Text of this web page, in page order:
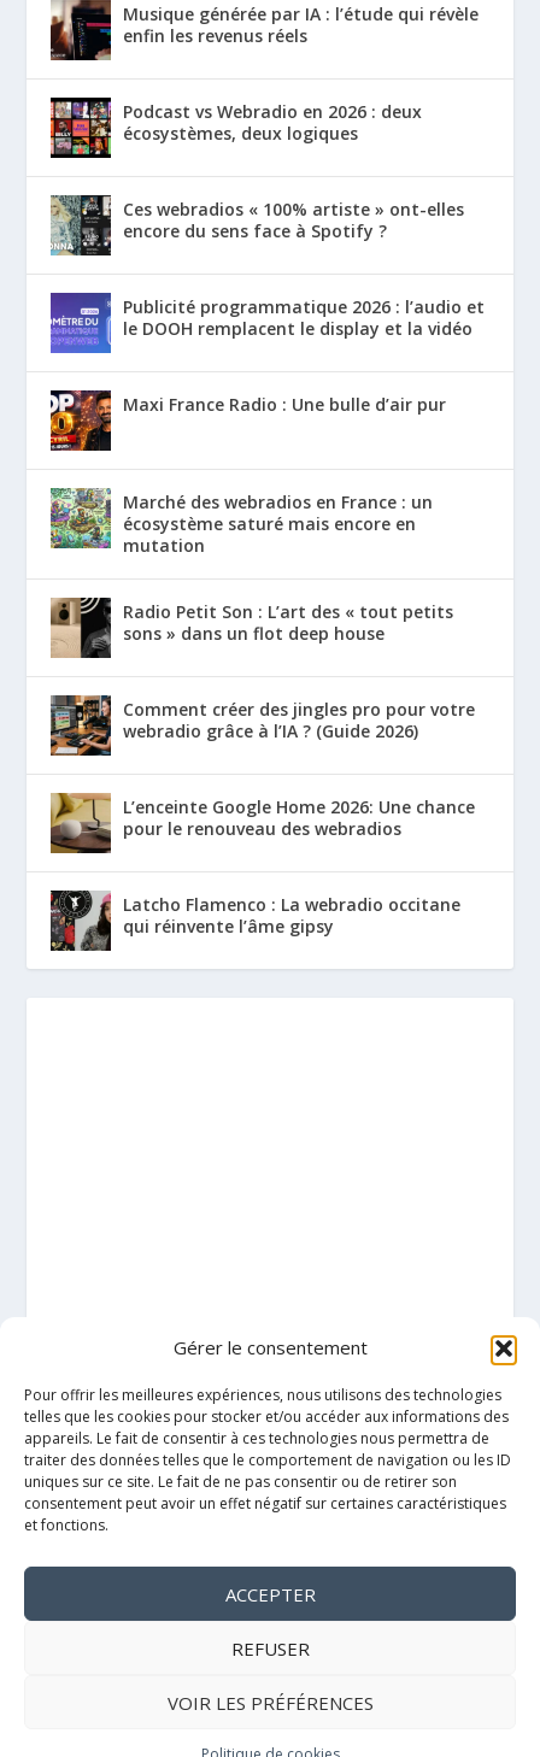
Gérer le consentement
Pour offrir les meilleures expériences, nous utilisons des technologies
telles que les cookies pour stocker et/ou accéder aux informations des
appareils. Le fait de consentir à ces technologies nous permettra de
traiter des données telles que le comportement de navigation ou les ID
uniques sur ce site. Le fait de ne pas consentir ou de retirer son
consentement peut avoir un effet négatif sur certaines caractéristiques
et fonctions.
ACCEPTER
REFUSER
VOIR LES PRÉFÉRENCES
Musique générée par IA : l’étude qui révèle
enfin les revenus réels
Podcast vs Webradio en 2026 : deux
écosystèmes, deux logiques
Ces webradios « 100% artiste » ont-elles
encore du sens face à Spotify ?
Publicité programmatique 2026 : l’audio et
le DOOH remplacent le display et la vidéo
Maxi France Radio : Une bulle d’air pur
Marché des webradios en France : un
écosystème saturé mais encore en
mutation
Radio Petit Son : L’art des « tout petits
sons » dans un flot deep house
Comment créer des jingles pro pour votre
webradio grâce à l’IA ? (Guide 2026)
L’enceinte Google Home 2026: Une chance
pour le renouveau des webradios
Latcho Flamenco : La webradio occitane
qui réinvente l’âme gipsy
Mentions légales
Politique de cookies